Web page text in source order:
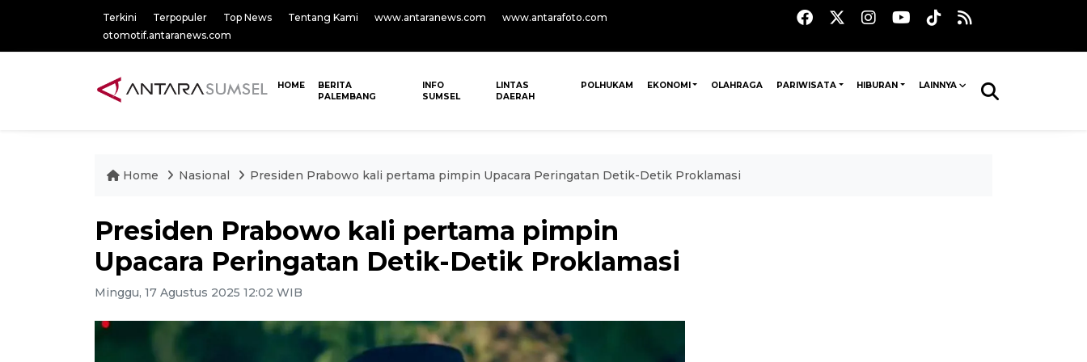
Terkini Terpopuler Top News Tentang Kami www.antaranews.com
www.antarafoto.com
otomotif.antaranews.com
HOME
BERITA
PALEMBANG
INFO
SUMSEL
LINTAS
DAERAH
POLHUKAM EKONOMI OLAHRAGA PARIWISATA HIBURAN LAINNYA
Home Nasional Presiden Prabowo kali pertama pimpin Upacara Peringatan Detik-Detik Proklamasi
Presiden Prabowo kali pertama pimpin
Upacara Peringatan Detik-Detik Proklamasi
Minggu, 17 Agustus 2025 12:02 WIB